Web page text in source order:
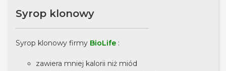
Syrop klonowy
Syrop klonowy firmy BioLife :
zawiera mniej kalorii niż miód